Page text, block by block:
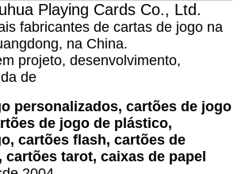
Playing Cards Co., Ltd.
fabricantes de cartas de jogo na
na China.
projeto, desenvolvimento,
de
personalizados, cartões de jogo
de jogo de plástico,
cartões flash, cartões de
cartões tarot, caixas de papel